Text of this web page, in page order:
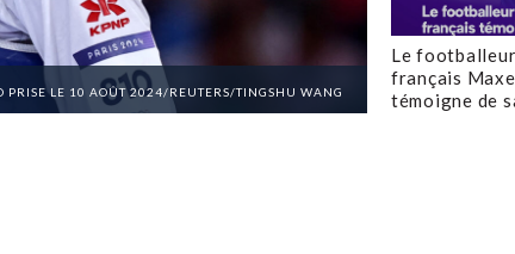
LE 10 AOÛT 2024/REUTERS/TINGSHU WANG
Le
français
témoigne de